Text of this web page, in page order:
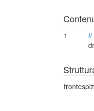
1
Il